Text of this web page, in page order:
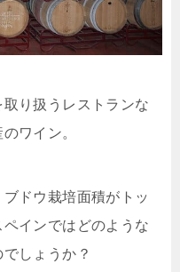
り扱うレストランな
ワイン。
ドウ栽培面積がトッ
インではどのような
しょうか？